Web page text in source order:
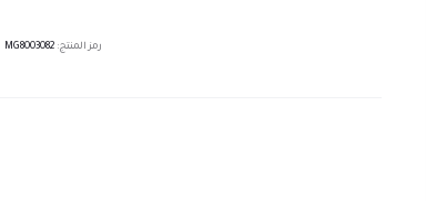
رمز المنتج: MG8003082